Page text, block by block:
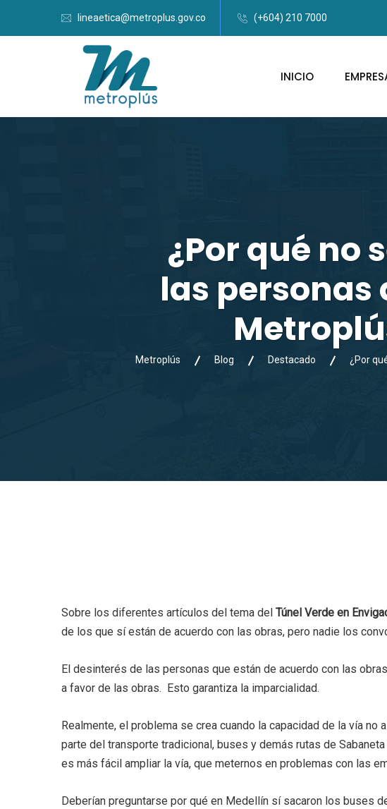
lineaetica@metroplus.gov.co (+604) 210 7000
INICIO
¿Por qué no
las personas
Metroplús Blog Destacado ¿Por
Sobre los diferentes artículos del tema del Túnel Verde en
de los que sí están de acuerdo con las obras, pero nadie los
El desinterés de las personas que están de acuerdo con las
a favor de las obras. Esto garantiza la imparcialidad.
Realmente, el problema se crea cuando la capacidad de la vía
parte del transporte tradicional, buses y demás rutas de
es más fácil ampliar la vía, que meternos en problemas con las
Deberían preguntarse por qué en Medellín sí sacaron los buses